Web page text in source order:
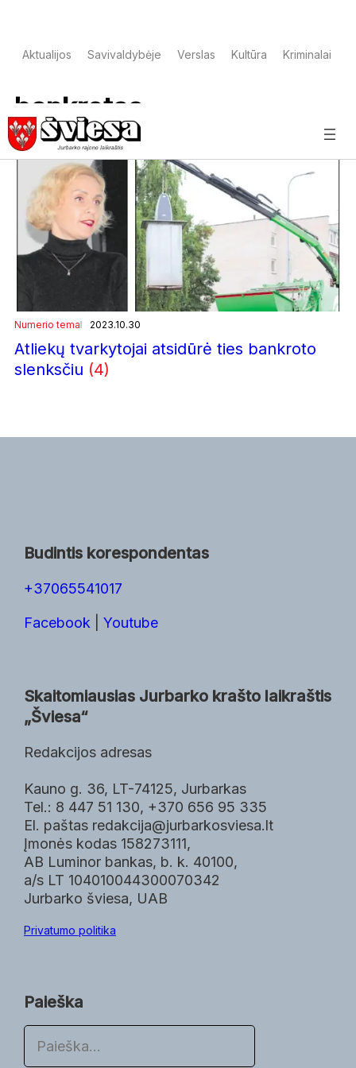
Aktualijos Savivaldybėje Verslas Kultūra Kriminalai
bankrotas
Numerio tema 2023.10.30
Atliekų tvarkytojai atsidūrė ties bankroto
slenksčiu (4)
Budintis korespondentas
+37065541017
Facebook Youtube
Skaitomiausias Jurbarko krašto laikraštis
„Šviesa“
Redakcijos adresas
Kauno g. 36, LT-74125, Jurbarkas
Tel.: 8 447 51 130, +370 656 95 335
El. paštas redakcija@jurbarkosviesa.lt
Įmonės kodas 158273111,
AB Luminor bankas, b. k. 40100,
a/s LT 104010044300070342
Jurbarko šviesa, UAB
Privatumo politika
Paieška
P